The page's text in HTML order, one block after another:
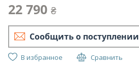
22 790 ₴
Сообщить о поступлении
В избранное Сравнить